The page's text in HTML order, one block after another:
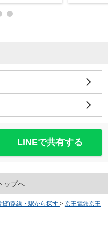
LINEで共有する
ップへ
貸)路線・駅から探す > 京王電鉄京王